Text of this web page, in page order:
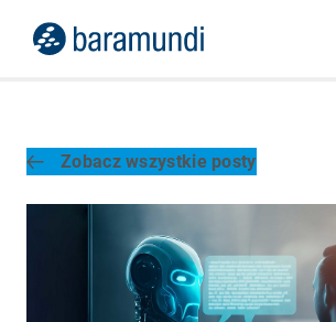
Zobacz wszystkie posty